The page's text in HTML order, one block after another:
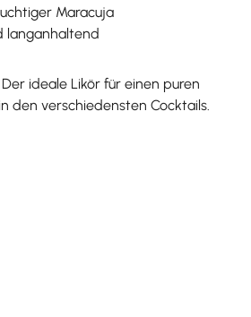
Maracuja
langanhaltend
Der ideale Likör für einen puren
den verschiedensten Cocktails.